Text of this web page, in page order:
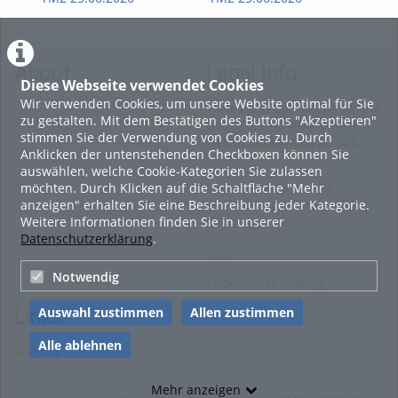
Diese Webseite verwendet Cookies
Wir verwenden Cookies, um unsere Website optimal für Sie
zu gestalten. Mit dem Bestätigen des Buttons "Akzeptieren"
stimmen Sie der Verwendung von Cookies zu. Durch
Anklicken der untenstehenden Checkboxen können Sie
auswählen, welche Cookie-Kategorien Sie zulassen
möchten. Durch Klicken auf die Schaltfläche "Mehr
anzeigen" erhalten Sie eine Beschreibung jeder Kategorie.
Weitere Informationen finden Sie in unserer
Datenschutzerklärung.
Notwendig
Auswahl zustimmen
Allen zustimmen
Alle ablehnen
Mehr anzeigen
Kapitel 5 – Brauprozess: Läutern
Kapitel 6 – Brauprozess: Kochen & Hopfenzugabe
Kapitel 7 – Brauprozess: Whirlpoolverfahren, Kühlen,
Fassabfüllung & Hefezugabe
Kapitel 8 – Gärung, Flaschenabfüllung & Reifung des Bieres in
Flaschen
Viel Spaß beim ansehen - Siegfried Schrammel
Tags:
verfahrenstechnik braukurs bierbrauen aw-fach bierherstellung
About Legal Info
Terms and Conditions for the
Usage of this ViMP based
website (including all sub-
pages)
Privacy Statement for this
ViMP based Website incl.
Sub-pages
Links
Sitemap